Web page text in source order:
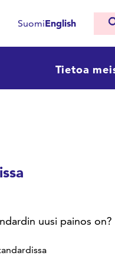
SuomiEnglish
tai sulje pudotusvalikko
Tietoa
uusi painos on?